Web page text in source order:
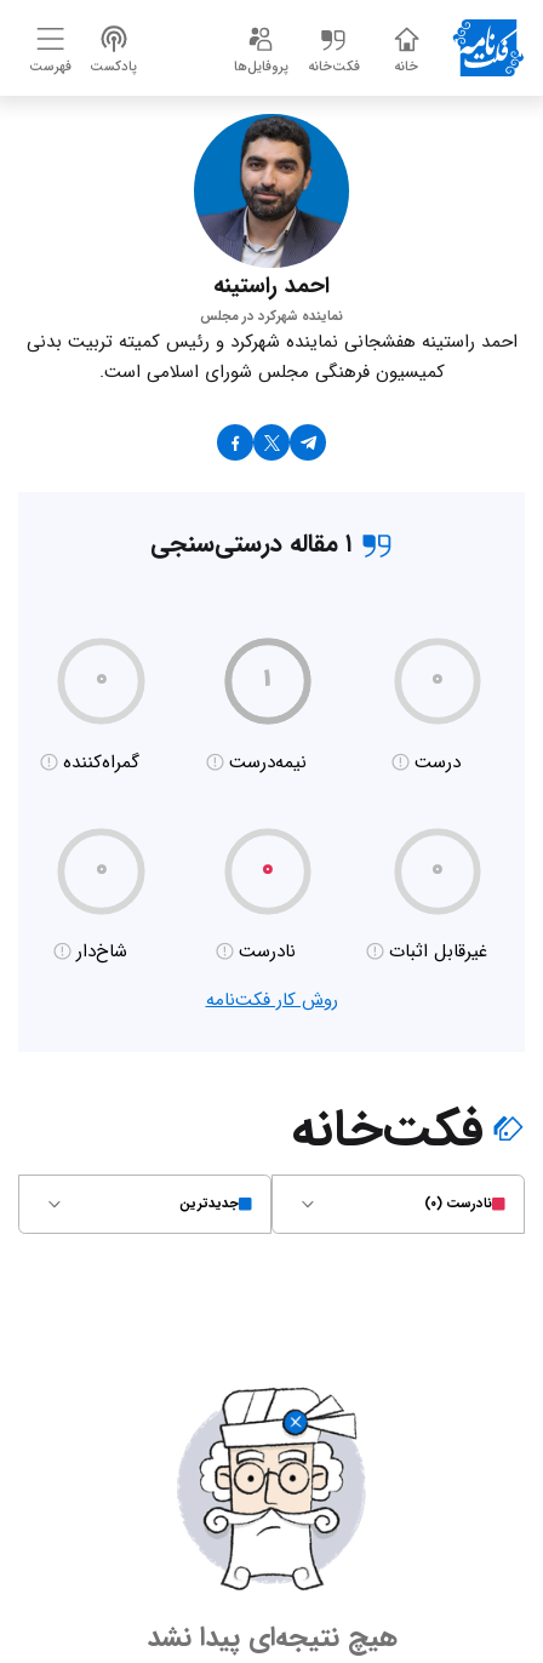
خانه فکت‌خانه پروفایل‌ها پادکست فهرست
احمد راستینه
نماینده شهرکرد در مجلس
احمد راستینه هفشجانی نماینده شهرکرد و رئیس کمیته تربیت بدنی
کمیسیون فرهنگی مجلس شورای اسلامی است.
۱ مقاله درستی‌سنجی
۰
درست
۱
نیمه‌درست
۰
گمراه‌کننده
۰
غیر‌قابل اثبات
۰
نادرست
۰
شاخ‌دار
روش کار فکت‌نامه
فکت‌خانه
نادرست (۰) جدیدترین
هیچ نتیجه‌ای پیدا نشد